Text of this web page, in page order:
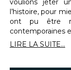
voulions jeter
l’histoire, pour
ont pu être
contemporaines
LIRE LA SUITE...